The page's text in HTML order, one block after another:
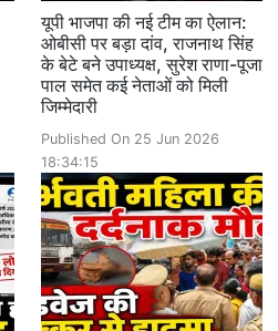
यूपी भाजपा की नई टीम का ऐलान:
ओबीसी पर बड़ा दांव, राजनाथ सिंह
के बेटे बने उपाध्यक्ष, सुरेश राणा-पूजा
पाल समेत कई नेताओं को मिली
जिम्मेदारी
Published On 25 Jun 2026
18:34:15